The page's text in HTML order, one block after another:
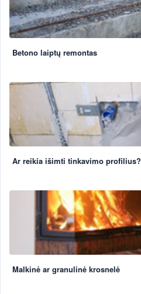
Betono laiptų remontas
Ar reikia išimti tinkavimo profilius?
Malkinė ar granulinė krosnelė